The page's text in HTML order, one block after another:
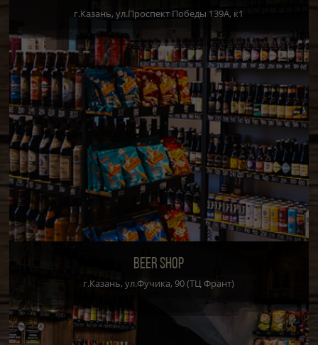
г.Казань, ул.Проспект Победы 139А, к1
BEER SHOP
г.Казань, ул.Фучика, 90 (ТЦ Франт)